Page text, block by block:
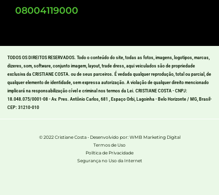
08004119000
TODOS OS DIREITOS RESERVADOS. Todo o conteúdo do site, todas as fotos, imagens, logotipos, marcas,
dizeres, som, software, conjunto imagem, layout, trade dress, aqui veiculados são de propriedade
exclusiva da CRISTIANE COSTA. ou de seus parceiros. É vedada qualquer reprodução, total ou parcial, de
qualquer elemento de identidade, sem expressa autorização. A violação de qualquer direito mencionado
implicará na responsabilização cível e criminal nos termos da Lei. CRISTIANE COSTA - CNPJ:
18.048.075/0001-08 - Av. Pres. Antônio Carlos, 681 , Espaço Orbi, Lagoinha - Belo Horizonte / MG, Brasil-
CEP: 31210-010
© 2022 Cristiane Costa - Desenvolvido por: WMB Marketing Digital
Termos de Uso
Política de Privacidade
Segurança no Uso da Internet